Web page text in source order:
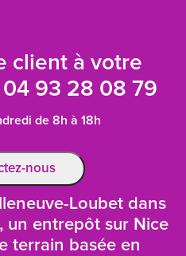
client à votre
04 93 28 08 79
de 8h à 18h
nous
Loubet dans
un entrepôt sur Nice
terrain basée en